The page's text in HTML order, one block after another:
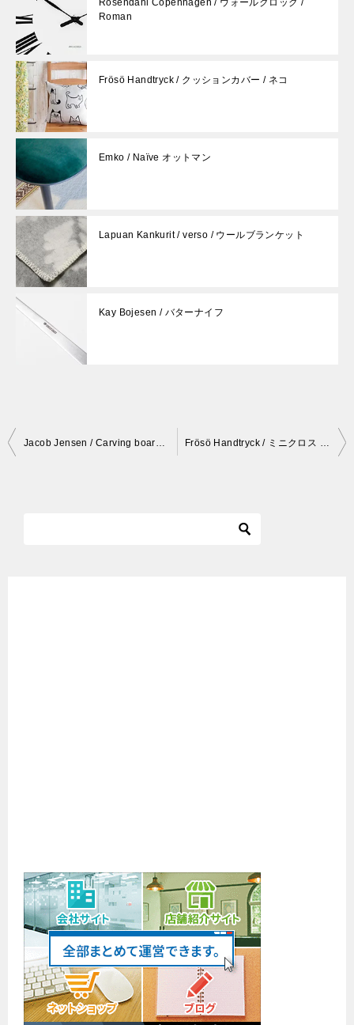
Rosendahl Copenhagen / ウォールクロック /
Roman
Frösö Handtryck / クッションカバー / ネコ
Emko / Naïve オットマン
Lapuan Kankurit / verso / ウールブランケット
Kay Bojesen / バターナイフ
投
Jacob Jensen / Carving board / パン用 Frösö Handtryck / ミニクロス / ダンスフェア